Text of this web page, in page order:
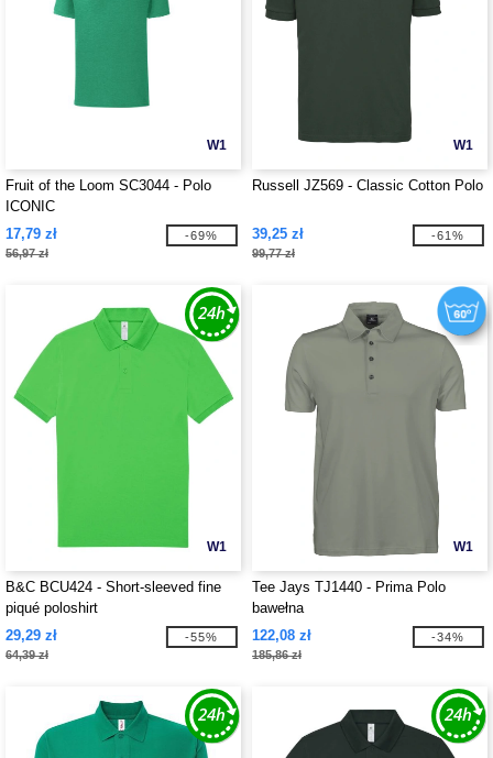
W1
Fruit of the Loom SC3044 - Polo
ICONIC
17,79 zł
56,97 zł
-69%
W1
Russell JZ569 - Classic Cotton Polo
39,25 zł
99,77 zł
-61%
W1
B&C BCU424 - Short-sleeved fine
piqué poloshirt
29,29 zł
64,39 zł
-55%
W1
Tee Jays TJ1440 - Prima Polo
bawełna
122,08 zł
185,86 zł
-34%